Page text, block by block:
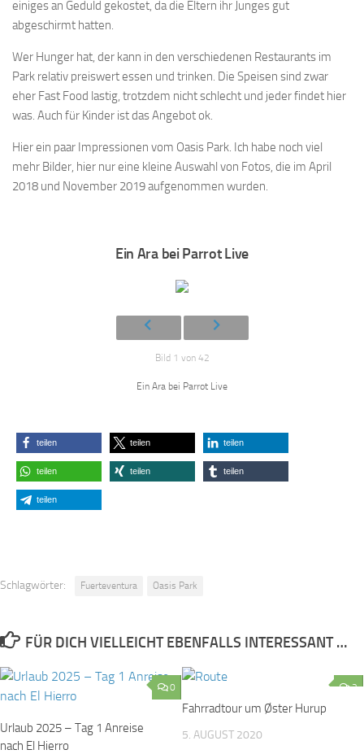
einiges an Geduld gekostet, da die Eltern ihr Junges gut
abgeschirmt hatten.
Wer Hunger hat, der kann in den verschiedenen Restaurants im
Park relativ preiswert essen und trinken. Die Speisen sind zwar
eher Fast Food lastig, trotzdem nicht schlecht und jeder findet hier
was. Auch für Kinder ist das Angebot ok.
Hier ein paar Impressionen vom Oasis Park. Ich habe noch viel
mehr Bilder, hier nur eine kleine Auswahl von Fotos, die im April
2018 und November 2019 aufgenommen wurden.
Ein Ara bei Parrot Live
Bild 1 von 42
Ein Ara bei Parrot Live
teilen teilen teilen
teilen teilen teilen
teilen
Schlagwörter: Fuerteventura Oasis Park
FÜR DICH VIELLEICHT EBENFALLS INTERESSANT …
0
Urlaub 2025 – Tag 1 Anreise
nach El Hierro
2
Fahrradtour um Øster Hurup
5. AUGUST 2020